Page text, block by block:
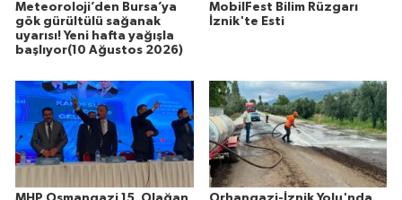
Meteoroloji’den Bursa’ya
gök gürültülü sağanak
uyarısı! Yeni hafta yağışla
başlıyor(10 Ağustos 2026)
MobilFest Bilim Rüzgarı
İznik'te Esti